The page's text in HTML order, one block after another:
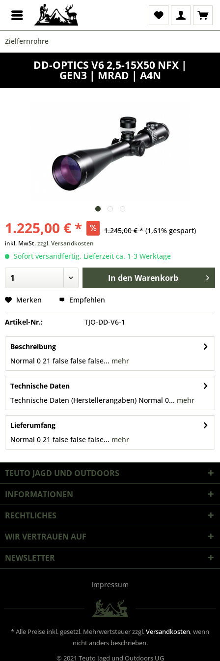
Zielfernrohre
DD-OPTICS V6 2,5-15X50 NFX |
GEN3 | MRAD | A4N
1.225,00 € * 1.245,00 € * (1,61% gespart)
inkl. MwSt.zzgl. Versandkosten
Sofort versandfertig, Lieferzeit ca. 1-3 Werktage
In den Warenkorb
Merken Empfehlen
Artikel-Nr.: TJO-DD-V6-1
Beschreibung
Normal 0 21 false false false... mehr
Technische Daten
Technische Daten (Herstellerangaben) Normal 0... mehr
Lieferumfang
Normal 0 21 false false false... mehr
TEUTO JAGD UND OUTDOORS
INFORMATIONEN
RECHTLICHES
WIR VERTRAUEN AUF
NEWSLETTER
Impressum
* Alle Preise inkl. gesetzl. Mehrwertsteuer zzgl.Versandkosten, wenn
nicht anders beschrieben.
© 2021 Teuto Jagd und Outdoors UG